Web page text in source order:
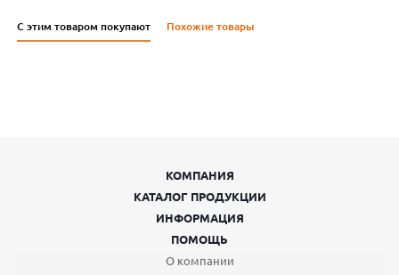
С этим товаром покупают Похожие товары
КОМПАНИЯ
КАТАЛОГ ПРОДУКЦИИ
ИНФОРМАЦИЯ
ПОМОЩЬ
О компании